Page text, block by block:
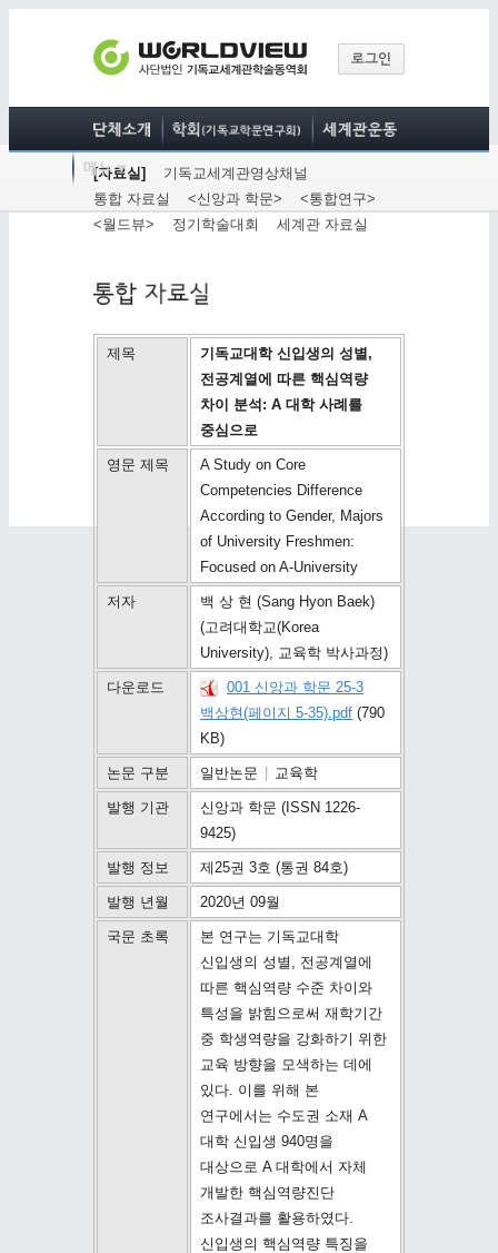
[자료실]
기독교세계관영상채널
통합 자료실
<신앙과 학문>
<통합연구>
<월드뷰>
정기학술대회 세계관 자료실
제목
기독교대학 신입생의 성별,
전공계열에 따른 핵심역량
차이 분석: A 대학 사례를
중심으로
영문 제목
A Study on Core
Competencies Difference
According to Gender, Majors
of University Freshmen:
Focused on A-University
저자
백 상 현 (Sang Hyon Baek)
(고려대학교(Korea
University), 교육학 박사과정)
다운로드
001 신앙과 학문 25-3
백상현(페이지 5-35).pdf (790
KB)
논문 구분 일반논문 교육학
발행 기관
신앙과 학문 (ISSN 1226-
9425)
발행 정보 제25권 3호 (통권 84호)
발행 년월 2020년 09월
국문 초록
본 연구는 기독교대학
신입생의 성별, 전공계열에
따른 핵심역량 수준 차이와
특성을 밝힘으로써 재학기간
중 학생역량을 강화하기 위한
교육 방향을 모색하는 데에
있다. 이를 위해 본
연구에서는 수도권 소재 A
대학 신입생 940명을
대상으로 A 대학에서 자체
개발한 핵심역량진단
조사결과를 활용하였다.
신입생의 핵심역량 특징을